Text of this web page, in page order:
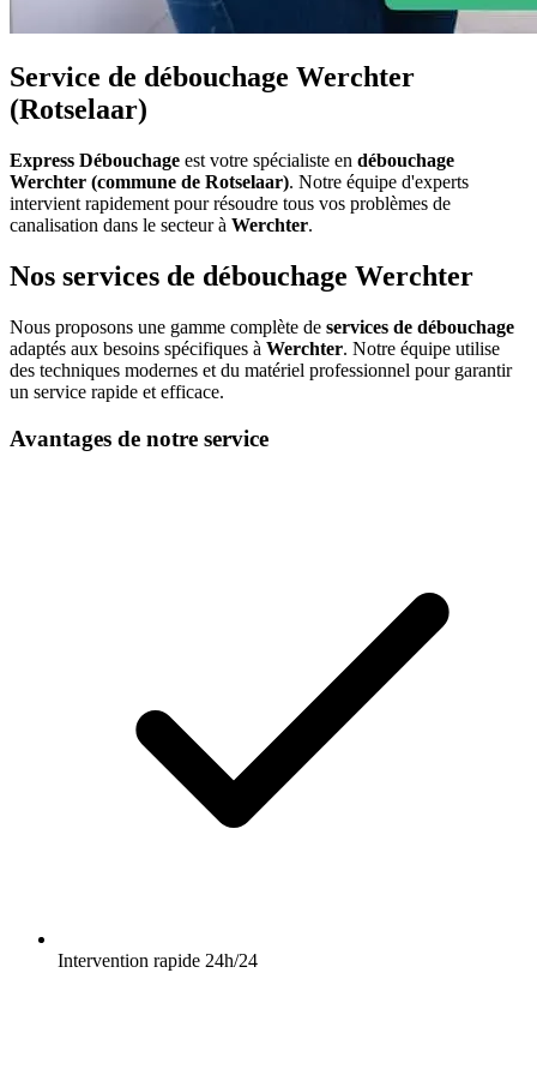
Service de débouchage Werchter
(Rotselaar)
Express Débouchage est votre spécialiste en débouchage
Werchter (commune de Rotselaar). Notre équipe d'experts
intervient rapidement pour résoudre tous vos problèmes de
canalisation dans le secteur à Werchter.
Nos services de débouchage Werchter
Nous proposons une gamme complète de services de débouchage
adaptés aux besoins spécifiques à Werchter. Notre équipe utilise
des techniques modernes et du matériel professionnel pour garantir
un service rapide et efficace.
Avantages de notre service
Intervention rapide 24h/24